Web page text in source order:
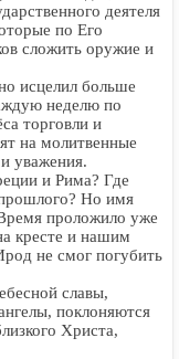
деятеля
по Его
сложить оружие и
исцелил больше
неделю по
торговли и
на молитвенные
уважения.
и Рима? Где
Но имя
проложило уже
кресте и нашим
не смог погубить
славы,
поклоняются
Христа,